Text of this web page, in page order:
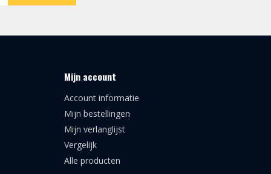
Mijn account
Account informatie
Mijn bestellingen
Mijn verlanglijst
Vergelijk
Alle producten